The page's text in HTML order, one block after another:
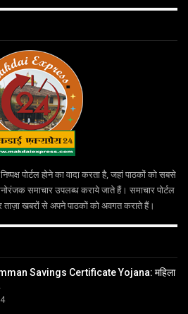
पोर्टल होने का वादा करता है, जहां पाठकों को सबसे
समाचार उपलब्ध कराये जाते हैं। समाचार पोर्टल
ताज़ा खबरों से अपने पाठकों को अवगत कराते हैं।
Savings Certificate Yojana: महिला